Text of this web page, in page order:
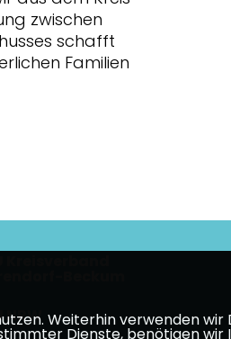
zwischen
schafft
Familien
NRW
Weiterhin verwenden
Dienste, benötigen wir